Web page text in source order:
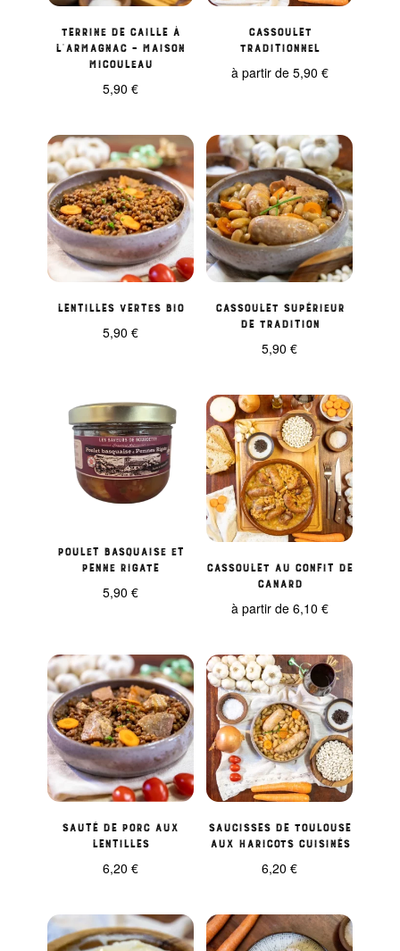
Terrine de caille à
l’Armagnac – Maison
Micouleau
5,90 €
Cassoulet
Traditionnel
à partir de 5,90 €
Lentilles Vertes BIO
5,90 €
Cassoulet supérieur
de tradition
5,90€
Poulet basquaise et
penne rigate
5,90 €
Cassoulet au confit de
canard
à partir de 6,10 €
Sauté de porc aux
lentilles
6,20 €
Saucisses de Toulouse
aux haricots cuisinés
6,20€